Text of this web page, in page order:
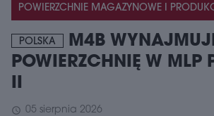
POWIERZCHNIE MAGAZYNOWE I
POLSKA
M4B
POWIERZCHNIĘ W MLP
II
schedule 05 sierpnia 2026